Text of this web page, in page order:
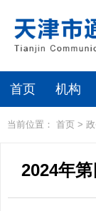
首页 机构
当前位置： 首页 >
2024年